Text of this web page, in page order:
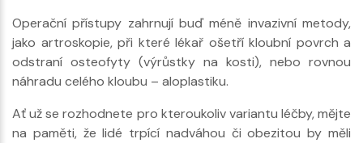
Operační přístupy zahrnují buď méně invazivní metody,
jako artroskopie, při které lékař ošetří kloubní povrch a
odstraní osteofyty (výrůstky na kosti), nebo rovnou
náhradu celého kloubu – aloplastiku.
Ať už se rozhodnete pro kteroukoliv variantu léčby, mějte
na paměti, že lidé trpící nadváhou či obezitou by měli